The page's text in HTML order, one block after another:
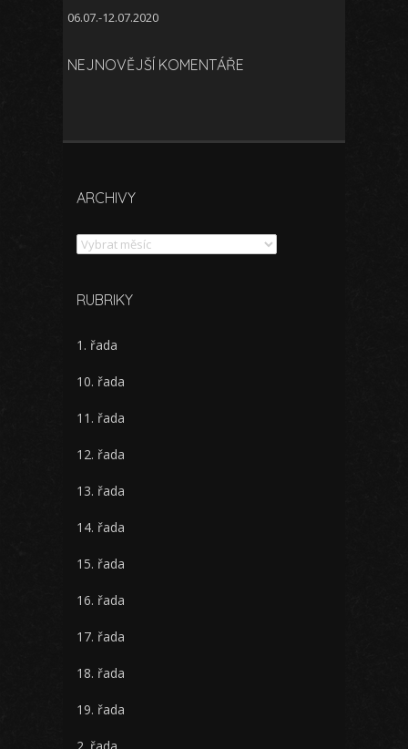
06.07.-12.07.2020
NEJNOVĚJŠÍ KOMENTÁŘE
ARCHIVY
Archivy
RUBRIKY
1. řada
10. řada
11. řada
12. řada
13. řada
14. řada
15. řada
16. řada
17. řada
18. řada
19. řada
2. řada